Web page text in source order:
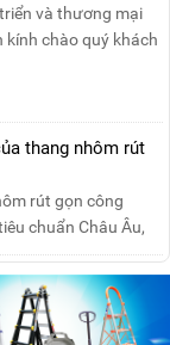
và thương mại
kính chào quý khách
thang nhôm rút
rút gọn công
chuẩn Châu Âu,
tuy....